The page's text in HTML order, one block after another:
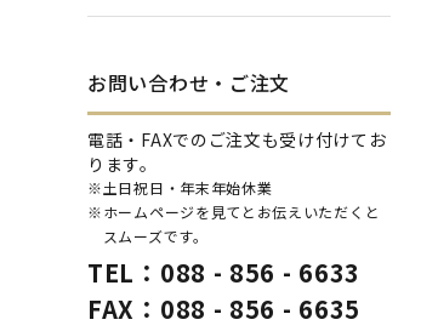
お問い合わせ・ご注文
電話・FAXでのご注文も受け付けてお
ります。
※土日祝日・年末年始休業
※ホームページを見てとお伝えいただくと
スムーズです。
TEL：088 - 856 - 6633
FAX：088 - 856 - 6635